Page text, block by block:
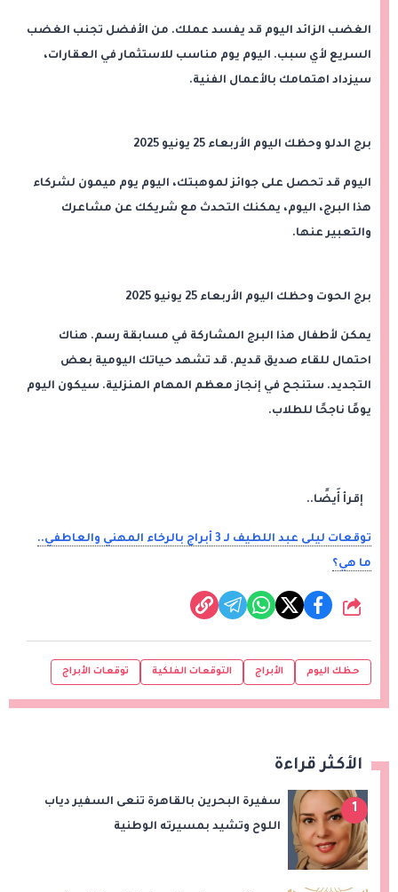
الغضب الزائد اليوم قد يفسد عملك. من الأفضل تجنب الغضب
السريع لأي سبب. اليوم يوم مناسب للاستثمار في العقارات،
سيزداد اهتمامك بالأعمال الفنية.
برج الدلو وحظك اليوم الأربعاء 25 يونيو 2025
اليوم قد تحصل على جوائز لموهبتك، اليوم يوم ميمون لشركاء
هذا البرج، اليوم، يمكنك التحدث مع شريكك عن مشاعرك
والتعبير عنها.
برج الحوت وحظك اليوم الأربعاء 25 يونيو 2025
يمكن لأطفال هذا البرج المشاركة في مسابقة رسم. هناك
احتمال للقاء صديق قديم. قد تشهد حياتك اليومية بعض
التجديد. ستنجح في إنجاز معظم المهام المنزلية. سيكون اليوم
يومًا ناجحًا للطلاب.
إقرأ أَيضًا..
توقعات ليلى عبد اللطيف لـ 3 أبراج بالرخاء المهني والعاطفي..
ما هي؟
شارك
حظك اليوم الأبراج التوقعات الفلكية توقعات الأبراج
الأكثر قراءة
1
سفيرة البحرين بالقاهرة تنعى السفير دياب
اللوح وتشيد بمسيرته الوطنية